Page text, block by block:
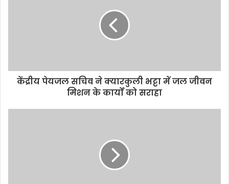
केंद्रीय पेयजल सचिव ने क्यारकुली भट्टा में जल जीवन
मिशन के कार्यों को सराहा